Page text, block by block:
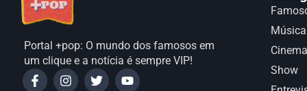
Portal +pop: O mundo dos famosos em
um clique e a notícia é sempre VIP!
Música
Show